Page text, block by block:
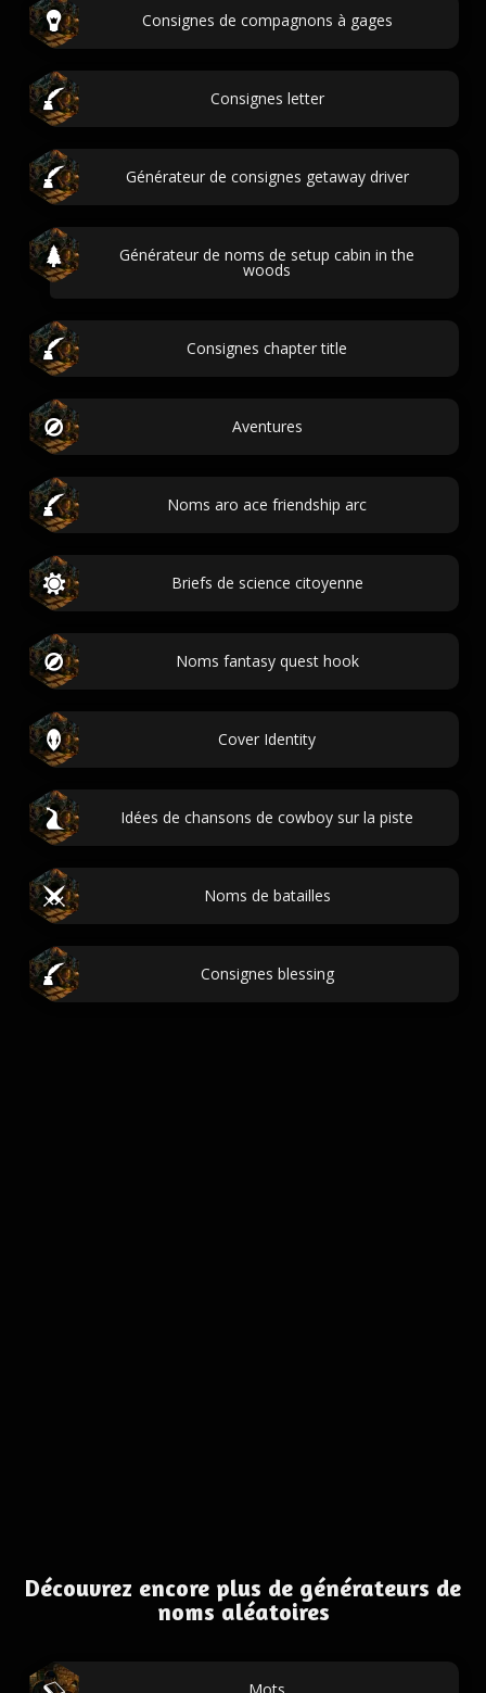
Consignes de compagnons à gages
Consignes letter
Générateur de consignes getaway driver
Générateur de noms de setup cabin in the
woods
Consignes chapter title
Aventures
Noms aro ace friendship arc
Briefs de science citoyenne
Noms fantasy quest hook
Cover Identity
Idées de chansons de cowboy sur la piste
Noms de batailles
Consignes blessing
Découvrez encore plus de générateurs de
noms aléatoires